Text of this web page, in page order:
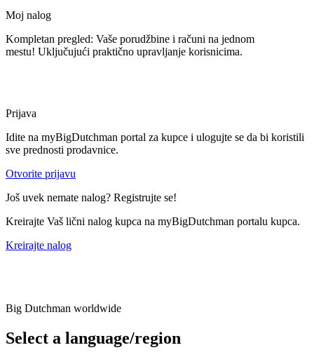
Moj nalog
Kompletan pregled: Vaše porudžbine i računi na jednom
mestu! Uključujući praktično upravljanje korisnicima.
Prijava
Idite na myBigDutchman portal za kupce i ulogujte se da bi koristili
sve prednosti prodavnice.
Otvorite prijavu
Još uvek nemate nalog? Registrujte se!
Kreirajte Vaš lični nalog kupca na myBigDutchman portalu kupca.
Kreirajte nalog
Big Dutchman worldwide
Select a language/region